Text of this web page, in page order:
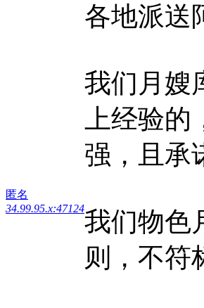
匿名
34.99.95.x:47124
各地派送
我们月嫂
上经验
强，且承
我们物色
则，不符